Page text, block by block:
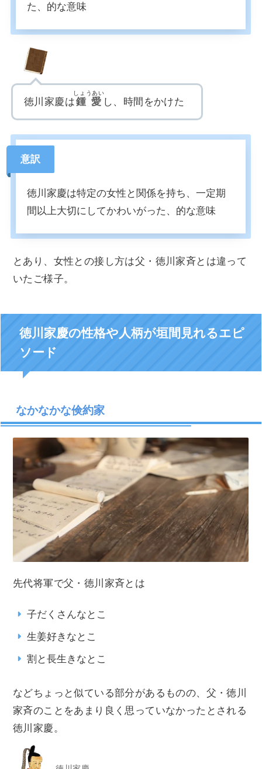
た、的な意味
徳川家慶は鍾愛
しょうあい
し、時間をかけた
意訳
徳川家慶は特定の女性と関係を持ち、一定期
間以上大切にしてかわいがった、的な意味
とあり、女性との接し方は父・徳川家斉とは違って
いたご様子。
徳川家慶の性格や人柄が垣間見れるエピ
ソード
なかなかな倹約家
先代将軍で父・徳川家斉とは
子だくさんなとこ
生姜好きなとこ
割と長生きなとこ
などちょっと似ている部分があるものの、父・徳川
家斉のことをあまり良く思っていなかったとされる
徳川家慶。